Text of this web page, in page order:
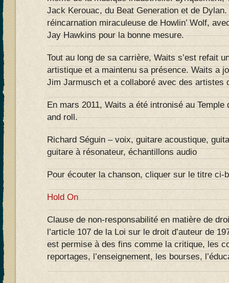
Jack Kerouac, du Beat Generation et de
réincarnation miraculeuse de Howlin’ Wolf,
Jay Hawkins pour la bonne mesure.
Tout au long de sa carrière, Waits s’est refait
artistique et a maintenu sa présence. Waits a
Jim Jarmusch et a collaboré avec des artistes
En mars 2011, Waits a été intronisé au Temple
and roll.
Richard Séguin – voix, guitare acoustique,
guitare à résonateur, échantillons audio
Pour écouter la chanson, cliquer sur le titre ci-
Hold On
Clause de non-responsabilité en matière de
l’article 107 de la Loi sur le droit d’auteur de
est permise à des fins comme la critique, les
reportages, l’enseignement, les bourses,